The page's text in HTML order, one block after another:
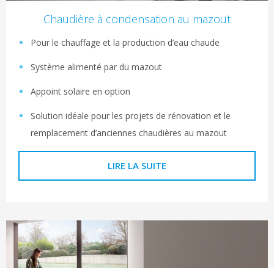
Chaudière à condensation au mazout
Pour le chauffage et la production d’eau chaude
Système alimenté par du mazout
Appoint solaire en option
Solution idéale pour les projets de rénovation et le
remplacement d’anciennes chaudières au mazout
LIRE LA SUITE